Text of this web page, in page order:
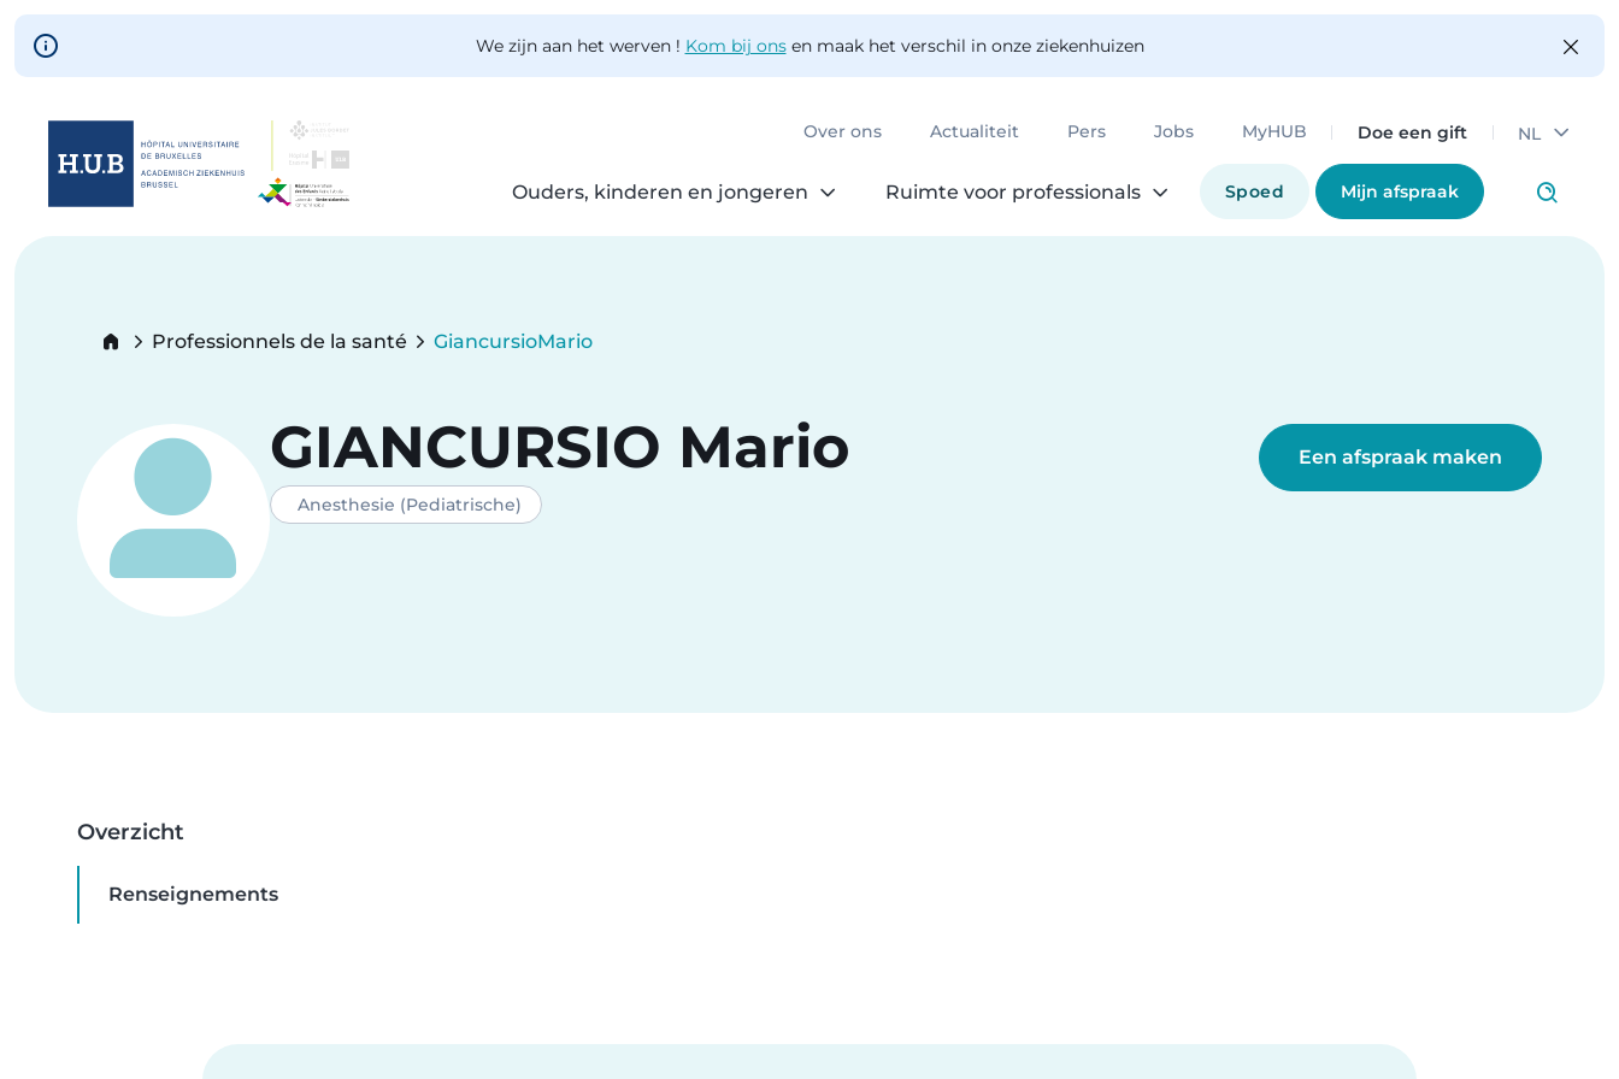
Skip to main content
We zijn aan het werven ! Kom bij onsen maak het verschil in onze ziekenhuizen
Over ons Actualiteit Pers Jobs MyHUB Doe een gift NL
Ouders, kinderen en jongeren Ruimte voor professionals Spoed Mijn afspraak
Skip
Breadcrumb
Professionnels de la santé GiancursioMario
GIANCURSIO Mario
Anesthesie (Pediatrische)
Een afspraak maken
Overzicht
Renseignements